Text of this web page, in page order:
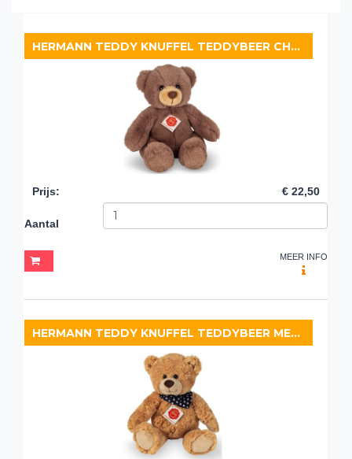
HERMANN TEDDY KNUFFEL TEDDYBEER CHOCOLATE
Prijs: € 22,50
Aantal
MEER INFO
HERMANN TEDDY KNUFFEL TEDDYBEER MET SJAAL